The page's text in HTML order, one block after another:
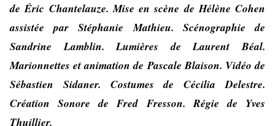
de Éric Chantelauze. Mise en scène de Hélène Cohen
assistée par Stéphanie Mathieu. Scénographie de
Sandrine Lamblin. Lumières de Laurent Béal.
Marionnettes et animation de Pascale Blaison. Vidéo de
Sébastien Sidaner. Costumes de Cécilia Delestre.
Création Sonore de Fred Fresson. Régie de Yves
Thuillier.